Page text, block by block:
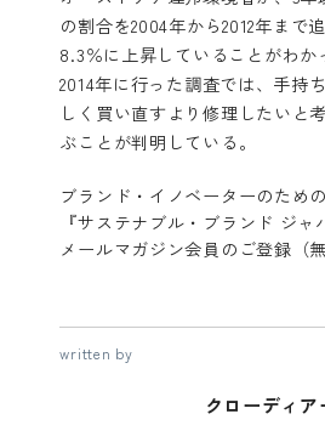
の割合を2004年から2012年まで
8.3％に上昇していることがわか
2014年に行った調査では、手持
しく買い直すより修理したいと
ぶことが判明している。
ブランド・イノベーターのため
『サステナブル・ブランド ジャ
メールマガジン会員のご登録（
written by
クローディア